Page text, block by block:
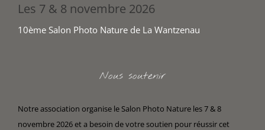
Les 7 & 8 novembre 2026
10ème Salon Photo Nature de La Wantzenau
Nous soutenir
Notre association organise le Salon Photo Nature les 7 & 8
novembre 2026 et a besoin de votre soutien pour réussir cet